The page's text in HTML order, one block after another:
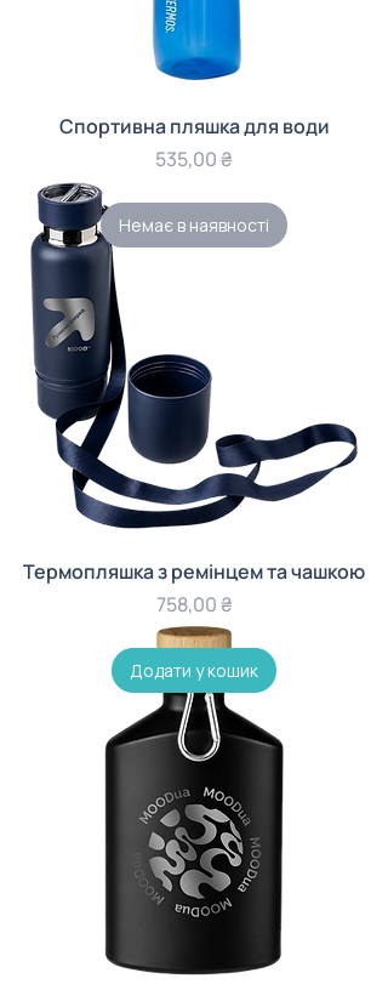
Спортивна пляшка для води
Ціна
535,00 ₴
Немає в наявності
Термопляшка з ремінцем та чашкою
Ціна
758,00 ₴
Додати у кошик